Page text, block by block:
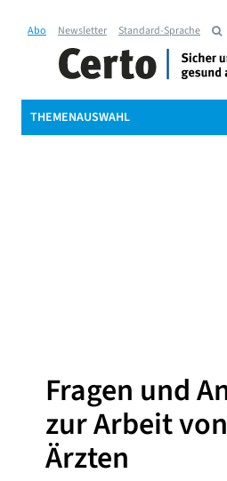
Abo Newsletter Standard-Sprache
THEMENAUSWAHL
Fragen und
zur Arbeit
Ärzten